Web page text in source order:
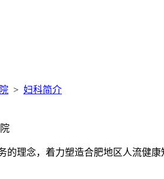
> 妇科简介
念，着力塑造合肥地区人流健康